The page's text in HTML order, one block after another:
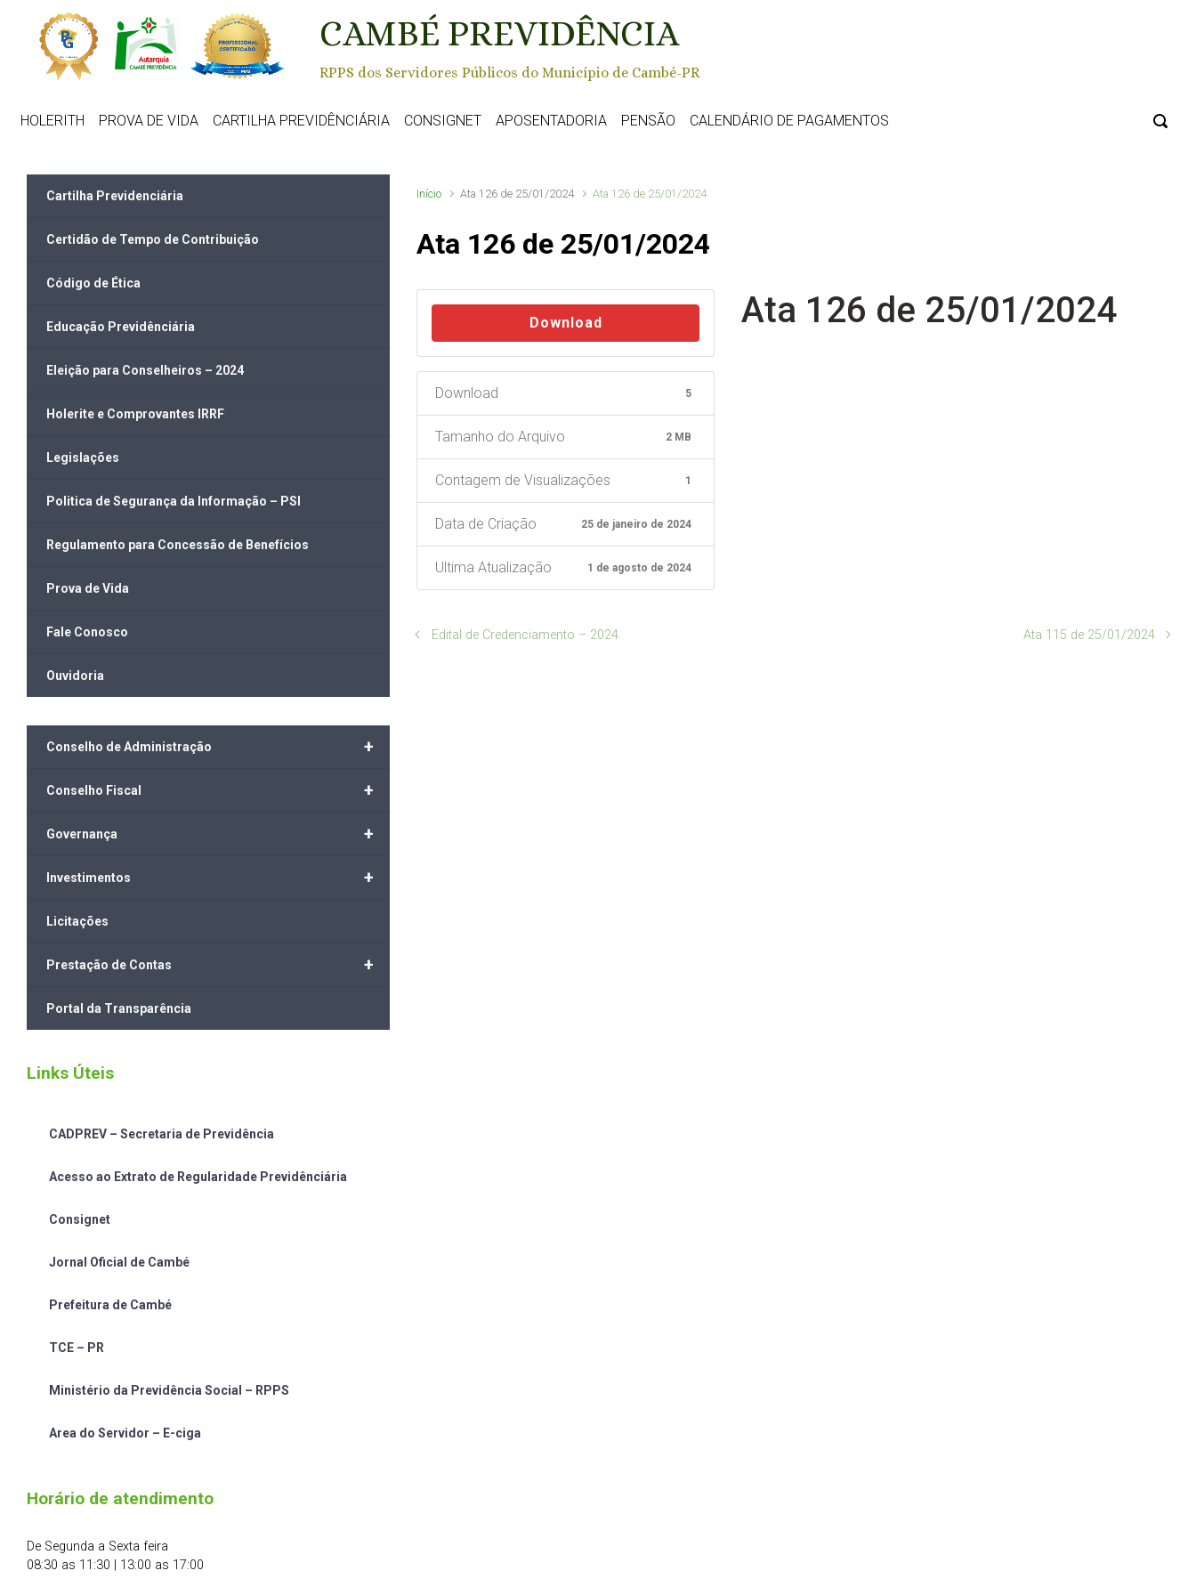
Skip to main content
CAMBÉ PREVIDÊNCIA
RPPS dos Servidores Públicos do Município de Cambé-PR
HOLERITH PROVA DE VIDA CARTILHA PREVIDÊNCIÁRIA CONSIGNET APOSENTADORIA PENSÃO CALENDÁRIO DE PAGAMENTOS
Início Ata 126 de 25/01/2024 Ata 126 de 25/01/2024
Ata 126 de 25/01/2024
Download
Download 5
Tamanho do Arquivo 2 MB
Contagem de Visualizações 1
Data de Criação 25 de janeiro de 2024
Ultima Atualização 1 de agosto de 2024
Ata 126 de 25/01/2024
Edital de Credenciamento – 2024 Ata 115 de 25/01/2024
Cartilha Previdenciária
Certidão de Tempo de Contribuição
Código de Ética
Educação Previdênciária
Eleição para Conselheiros – 2024
Holerite e Comprovantes IRRF
Legislações
Politica de Segurança da Informação – PSI
Regulamento para Concessão de Benefícios
Prova de Vida
Fale Conosco
Ouvidoria
+
Conselho de Administração
+
Conselho Fiscal
+
Governança
+
Investimentos
Licitações
+
Prestação de Contas
Portal da Transparência
Links Úteis
CADPREV – Secretaria de Previdência
Acesso ao Extrato de Regularidade Previdênciária
Consignet
Jornal Oficial de Cambé
Prefeitura de Cambé
TCE – PR
Ministério da Previdência Social – RPPS
Area do Servidor – E-ciga
Horário de atendimento
De Segunda a Sexta feira
08:30 as 11:30 | 13:00 as 17:00